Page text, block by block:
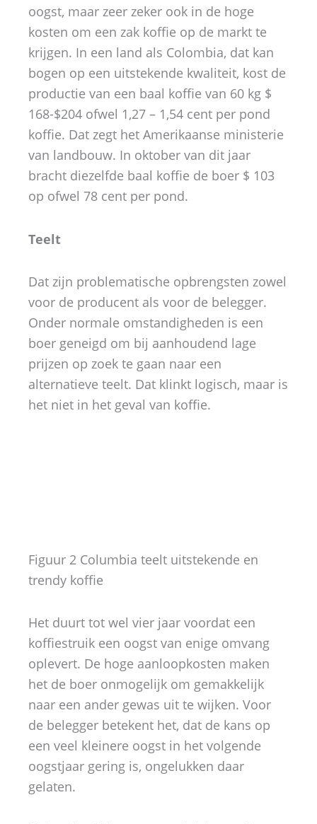
oogst, maar zeer zeker ook in de hoge
kosten om een zak koffie op de markt te
krijgen. In een land als Colombia, dat kan
bogen op een uitstekende kwaliteit, kost de
productie van een baal koffie van 60 kg $
168-$204 ofwel 1,27 – 1,54 cent per pond
koffie. Dat zegt het Amerikaanse ministerie
van landbouw. In oktober van dit jaar
bracht diezelfde baal koffie de boer $ 103
op ofwel 78 cent per pond.
Teelt
Dat zijn problematische opbrengsten zowel
voor de producent als voor de belegger.
Onder normale omstandigheden is een
boer geneigd om bij aanhoudend lage
prijzen op zoek te gaan naar een
alternatieve teelt. Dat klinkt logisch, maar is
het niet in het geval van koffie.
Figuur 2 Columbia teelt uitstekende en
trendy koffie
Het duurt tot wel vier jaar voordat een
koffiestruik een oogst van enige omvang
oplevert. De hoge aanloopkosten maken
het de boer onmogelijk om gemakkelijk
naar een ander gewas uit te wijken. Voor
de belegger betekent het, dat de kans op
een veel kleinere oogst in het volgende
oogstjaar gering is, ongelukken daar
gelaten.